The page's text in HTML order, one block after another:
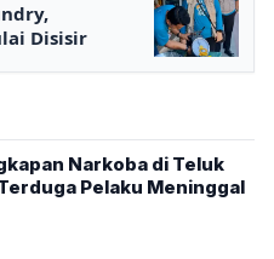
Disisir
Narkoba di Teluk
Pelaku Meninggal